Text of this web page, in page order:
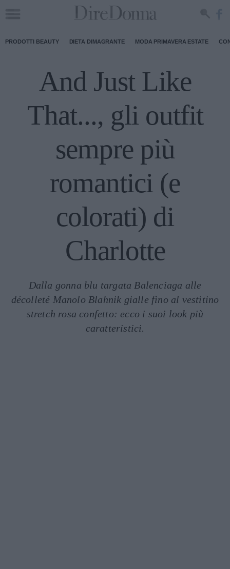
PRODOTTI BEAUTY DIETA DIMAGRANTE MODA PRIMAVERA ESTATE
And Just Like
That..., gli outfit
sempre più
romantici (e
colorati) di
Charlotte
Dalla gonna blu targata Balenciaga alle
décolleté Manolo Blahnik gialle fino al vestitino
stretch rosa confetto: ecco i suoi look più
caratteristici.